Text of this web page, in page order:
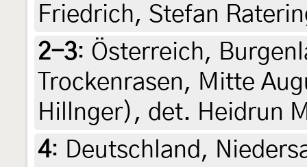
Friedrich, Stefan
2-3: Österreich,
Trockenrasen, Mitte
Hillnger), det. Heidrun
4: Deutschland,